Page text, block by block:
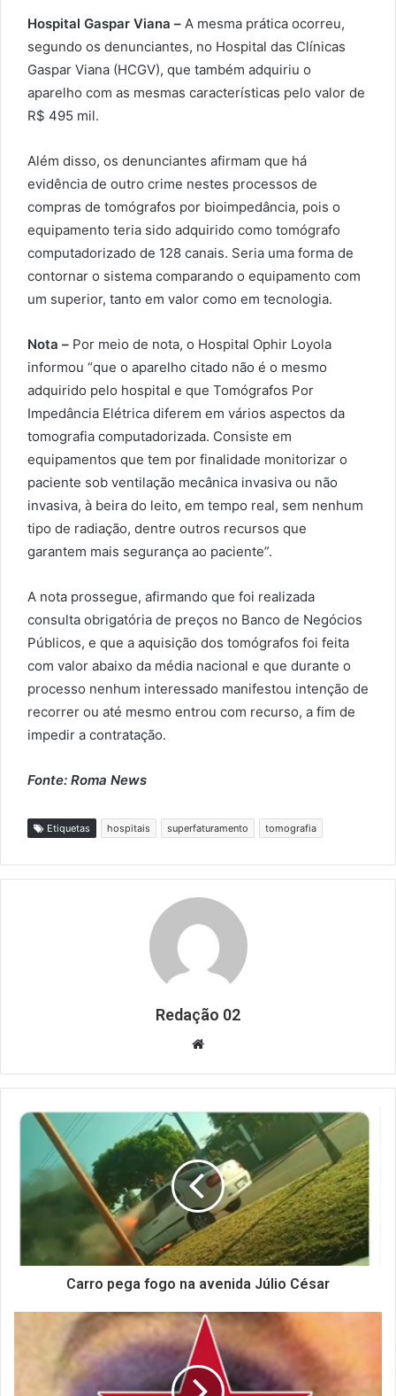
Hospital Gaspar Viana – A mesma prática ocorreu,
segundo os denunciantes, no Hospital das Clínicas
Gaspar Viana (HCGV), que também adquiriu o
aparelho com as mesmas características pelo valor de
R$ 495 mil.
Além disso, os denunciantes afirmam que há
evidência de outro crime nestes processos de
compras de tomógrafos por bioimpedância, pois o
equipamento teria sido adquirido como tomógrafo
computadorizado de 128 canais. Seria uma forma de
contornar o sistema comparando o equipamento com
um superior, tanto em valor como em tecnologia.
Nota – Por meio de nota, o Hospital Ophir Loyola
informou “que o aparelho citado não é o mesmo
adquirido pelo hospital e que Tomógrafos Por
Impedância Elétrica diferem em vários aspectos da
tomografia computadorizada. Consiste em
equipamentos que tem por finalidade monitorizar o
paciente sob ventilação mecânica invasiva ou não
invasiva, à beira do leito, em tempo real, sem nenhum
tipo de radiação, dentre outros recursos que
garantem mais segurança ao paciente”.
A nota prossegue, afirmando que foi realizada
consulta obrigatória de preços no Banco de Negócios
Públicos, e que a aquisição dos tomógrafos foi feita
com valor abaixo da média nacional e que durante o
processo nenhum interessado manifestou intenção de
recorrer ou até mesmo entrou com recurso, a fim de
impedir a contratação.
Fonte: Roma News
Etiquetas hospitais superfaturamento tomografia
Redação 02
Website
Carro pega fogo na avenida Júlio César